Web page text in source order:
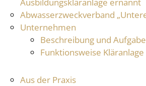
Abwasserzweckverband
Unternehmen
Beschreibung und
Funktionsweise Kläranlage
Aus der Praxis